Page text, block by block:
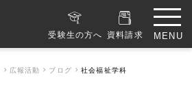
受験生の方へ 資料請求
広報活動 ブログ 社会福祉学科